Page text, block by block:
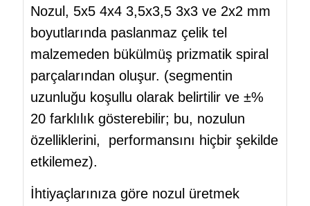
Nozul, 5x5 4x4 3,5x3,5 3x3 ve 2x2 mm
boyutlarında paslanmaz çelik tel
malzemeden bükülmüş prizmatik spiral
parçalarından oluşur. (segmentin
uzunluğu koşullu olarak belirtilir ve ±%
20 farklılık gösterebilir; bu, nozulun
özelliklerini, performansını hiçbir şekilde
etkilemez).
İhtiyaçlarınıza göre nozul üretmek